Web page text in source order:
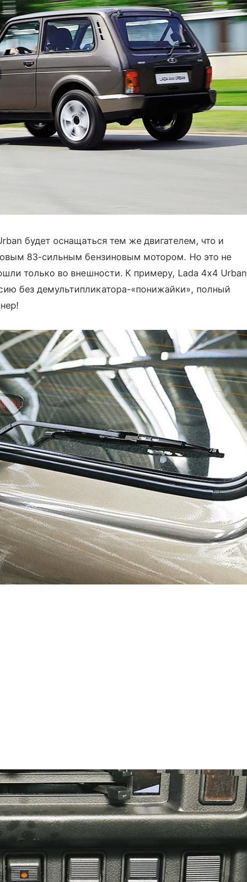
будет оснащаться тем же двигателем, что и
83-сильным бензиновым мотором. Но это не
только во внешности. К примеру, Lada 4x4 Urban
без демультипликатора-«понижайки», полный